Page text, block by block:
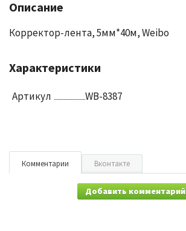
Описание
Корректор-лента, 5мм*40м, Weibo
Характеристики
Артикул WB-8387
Комментарии Вконтакте
Добавить комментарий